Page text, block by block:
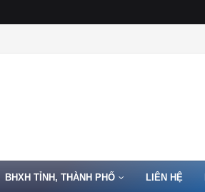
BHXH TỈNH, THÀNH PHỐ LIÊN HỆ